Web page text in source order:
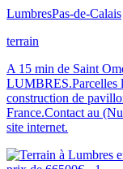
LumbresPas-de-Calais
terrain
A 15 min de Saint
LUMBRES.Parcelles
construction de
France.Contact au
site internet.